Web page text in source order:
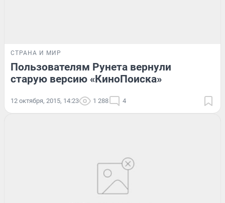
СТРАНА И МИР
Пользователям Рунета вернули
старую версию «КиноПоиска»
12 октября, 2015, 14:23 1 288 4